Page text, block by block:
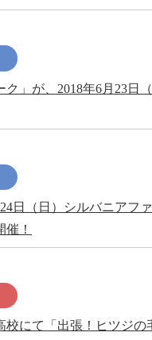
ク」が、2018年6月23日
日（日）シルバニアフ
！
校にて「出張！ヒツジの